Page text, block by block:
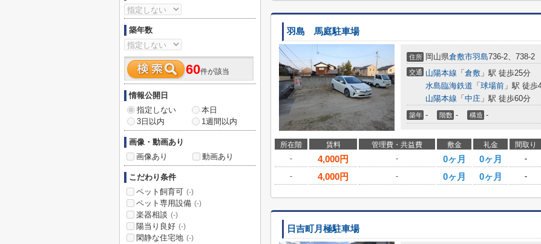
羽島 馬庭駐車場
住所 岡山県倉敷市羽島736-2、738-2
交通 山陽本線 「 倉敷 」駅 徒歩25分
水島臨海鉄道 「 球場前 」駅 徒歩
山陽本線 「 中庄 」駅 徒歩60分
築年 - 階数 - 構造 -
所在階 賃料 管理費・共益費 敷金 礼金 間取り
-
4,000円 - 0ヶ月 0ヶ月 -
-
4,000円 - 0ヶ月 0ヶ月 -
日吉町月極駐車場
築年数
60件が該当
情報公開日
指定しない
本日
3日以内
1週間以内
画像・動画あり
画像あり
動画あり
こだわり条件
ペット飼育可 (-)
ペット専用設備 (-)
楽器相談 (-)
陽当り良好 (-)
閑静な住宅地 (-)